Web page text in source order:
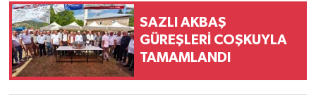
SAZLI AKBAŞ
GÜREŞLERİ COŞKUYLA
TAMAMLANDI